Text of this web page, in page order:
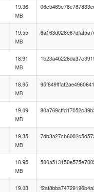
19.36
MB
19.55
MB
18.91
MB
18.95
MB
19.09
MB
19.35
MB
18.95
MB
19.03